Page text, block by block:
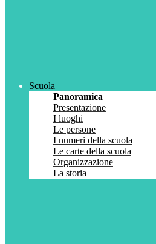
Scuola
Panoramica
Presentazione
I luoghi
Le persone
I numeri della scuola
Le carte della scuola
Organizzazione
La storia